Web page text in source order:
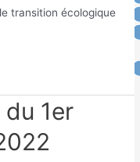
transition écologique
1er